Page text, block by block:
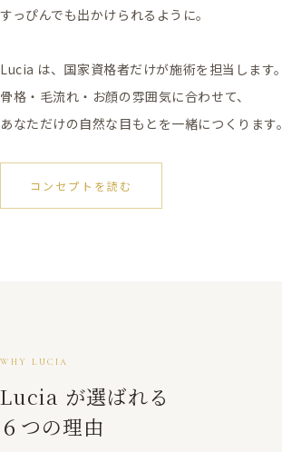
すっぴんでも出かけられるように。
Lucia は、国家資格者だけが施術を担当します。
骨格・毛流れ・お顔の雰囲気に合わせて、
あなただけの自然な目もとを一緒につくります。
コンセプトを読む
WHY LUCIA
Lucia が選ばれる
６つの理由